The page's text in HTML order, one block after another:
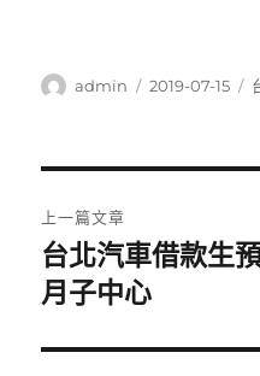
作
admin
發
2019-07-15
章
導
覽
上一篇文章
上
一
文
台北汽車借款生
月子中心